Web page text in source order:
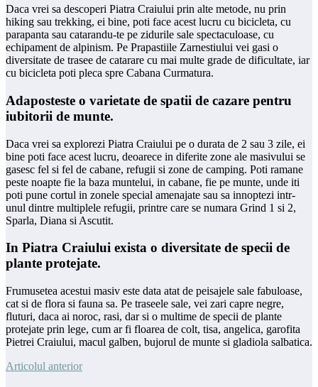
Daca vrei sa descoperi Piatra Craiului prin alte metode, nu prin
hiking sau trekking, ei bine, poti face acest lucru cu bicicleta, cu
parapanta sau catarandu-te pe zidurile sale spectaculoase, cu
echipament de alpinism. Pe Prapastiile Zarnestiului vei gasi o
diversitate de trasee de catarare cu mai multe grade de dificultate, iar
cu bicicleta poti pleca spre Cabana Curmatura.
​Adaposteste o varietate de spatii de cazare pentru
iubitorii de munte.
Daca vrei sa explorezi Piatra Craiului pe o durata de 2 sau 3 zile, ei
bine poti face acest lucru, deoarece in diferite zone ale masivului se
gasesc fel si fel de cabane, refugii si zone de camping. Poti ramane
peste noapte fie la baza muntelui, in cabane, fie pe munte, unde iti
poti pune cortul in zonele special amenajate sau sa innoptezi intr-
unul dintre multiplele refugii, printre care se numara Grind 1 si 2,
Sparla, Diana si Ascutit.
​In Piatra Craiului exista o diversitate de specii de
plante protejate.
Frumusetea acestui masiv este data atat de peisajele sale fabuloase,
cat si de flora si fauna sa. Pe traseele sale, vei zari capre negre,
fluturi, daca ai noroc, rasi, dar si o multime de specii de plante
protejate prin lege, cum ar fi floarea de colt, tisa, angelica, garofita
Pietrei Craiului, macul galben, bujorul de munte si gladiola salbatica.
Articolul anterior